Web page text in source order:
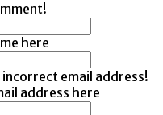
here
email address!
address here